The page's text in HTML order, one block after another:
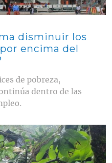
disminuir los
encima del
de pobreza,
dentro de las